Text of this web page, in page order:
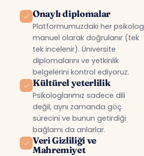
Onaylı diplomalar
Platformumuzdaki her psikolog
manuel olarak doğrulanır (tek
tek incelenir). Üniversite
diplomalarını ve yetkinlik
belgelerini kontrol ediyoruz.
Kültürel yeterlilik
Psikologlarımız sadece dili
değil, aynı zamanda göç
sürecini ve bunun getirdiği
bağlamı da anlarlar.
Veri Gizliliği ve
Mahremiyet